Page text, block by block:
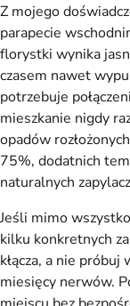
Z mojego
parapecie
florystki wynika
czasem nawet
potrzebuje
mieszkanie nigdy
opadów
75%, dodatnich
naturalnych
Jeśli mimo
kilku konkretnych
kłącza, a nie
miesięcy nerwów.